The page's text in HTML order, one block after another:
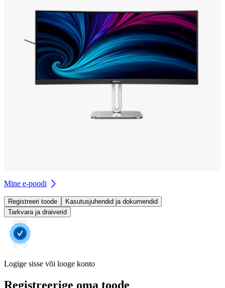
Mine e-poodi
Registreeri toode
Kasutusjuhendid ja dokumendid
Tarkvara ja draiverid
Logige sisse või looge konto
Registreerige oma toode